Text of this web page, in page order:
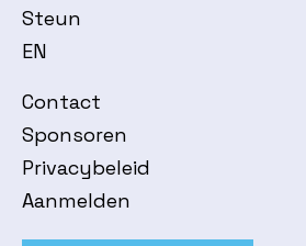
Steun
EN
Contact
Sponsoren
Privacybeleid
Aanmelden